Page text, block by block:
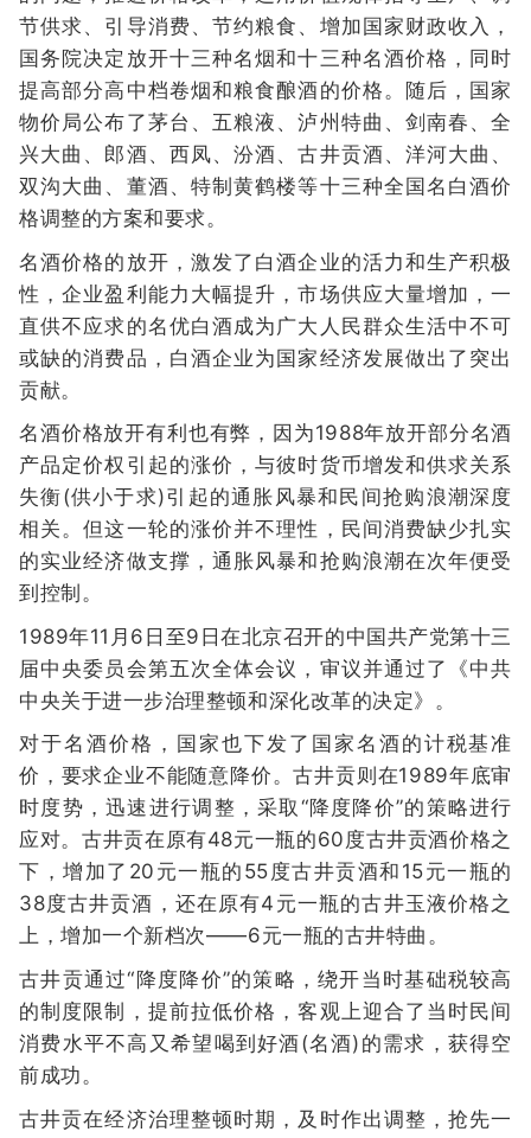
节供求、引导消费、节约粮食、增加国家财政收入，
国务院决定放开十三种名烟和十三种名酒价格，同时
提高部分高中档卷烟和粮食酿酒的价格。随后，国家
物价局公布了茅台、五粮液、泸州特曲、剑南春、全
兴大曲、郎酒、西凤、汾酒、古井贡酒、洋河大曲、
双沟大曲、董酒、特制黄鹤楼等十三种全国名白酒价
格调整的方案和要求。
名酒价格的放开，激发了白酒企业的活力和生产积极
性，企业盈利能力大幅提升，市场供应大量增加，一
直供不应求的名优白酒成为广大人民群众生活中不可
或缺的消费品，白酒企业为国家经济发展做出了突出
贡献。
名酒价格放开有利也有弊，因为1988年放开部分名酒
产品定价权引起的涨价，与彼时货币增发和供求关系
失衡(供小于求)引起的通胀风暴和民间抢购浪潮深度
相关。但这一轮的涨价并不理性，民间消费缺少扎实
的实业经济做支撑，通胀风暴和抢购浪潮在次年便受
到控制。
1989年11月6日至9日在北京召开的中国共产党第十三
届中央委员会第五次全体会议，审议并通过了《中共
中央关于进一步治理整顿和深化改革的决定》。
对于名酒价格，国家也下发了国家名酒的计税基准
价，要求企业不能随意降价。古井贡则在1989年底审
时度势，迅速进行调整，采取“降度降价”的策略进行
应对。古井贡在原有48元一瓶的60度古井贡酒价格之
下，增加了20元一瓶的55度古井贡酒和15元一瓶的
38度古井贡酒，还在原有4元一瓶的古井玉液价格之
上，增加一个新档次——6元一瓶的古井特曲。
古井贡通过“降度降价”的策略，绕开当时基础税较高
的制度限制，提前拉低价格，客观上迎合了当时民间
消费水平不高又希望喝到好酒(名酒)的需求，获得空
前成功。
古井贡在经济治理整顿时期，及时作出调整，抢先一